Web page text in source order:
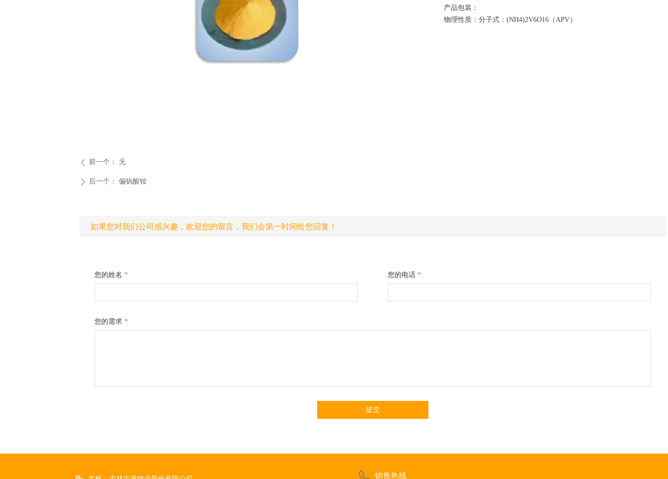
产品包装：
物理性质：分子式：(NH4)2V6O16（APV）
ꄲ 后一个： 偏钒酸铵
ꄴ 前一个： 无
如果您对我们公司感兴趣，欢迎您的留言，我们会第一时间给您回复！
您的姓名 * 您的电话 *
您的需求 *
提交
销售热线